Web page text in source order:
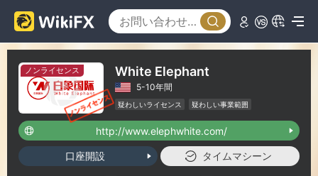
ノンライセンス White Elephant
5-10年間
疑わしいライセンス
疑わしい事業範囲
ハイリスクレベル
http://www.elephwhite.com/
口座開設 タイムマシーン